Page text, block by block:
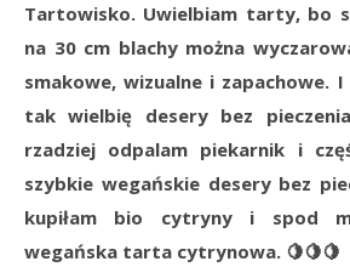
Tartowisko. Uwielbiam tarty, bo
na 30 cm blachy można
smakowe, wizualne i zapachowe.
tak wielbię desery bez
rzadziej odpalam piekarnik i
szybkie wegańskie desery bez
kupiłam bio cytrynyi spod
wegańska tarta cytrynowa. 🍋🍋🍋